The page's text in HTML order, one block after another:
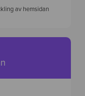
av hemsidan